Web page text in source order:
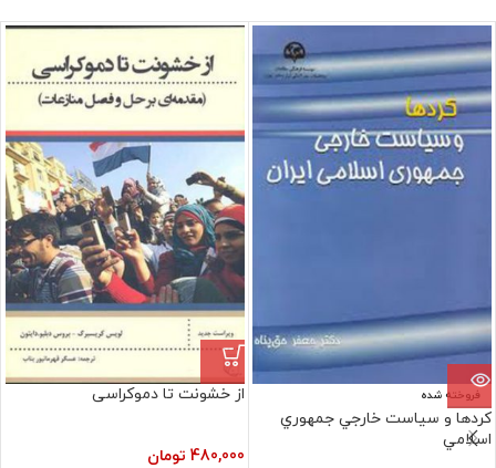
فروخته شده
کردها و سياست‏ خارجي‏ جمهوري‏
اسلامي‏
از خشونت تا دموکراسی
480,000 تومان